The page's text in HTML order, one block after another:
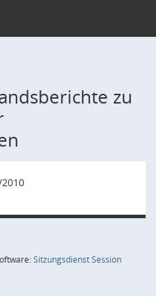
zu
SitzungsdienstSession(Wird in